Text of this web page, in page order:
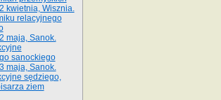
kwietnia, Wisznia.
relacyjnego
maja, Sanok.
sanockiego
maja, Sanok.
sędziego,
ziem